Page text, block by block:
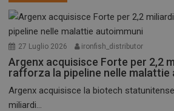
27 Luglio 2026 ironfish_distributor
Argenx acquisisce Forte per 2,2
rafforza la pipeline nelle malattie
Argenx acquisisce la biotech
miliardi...